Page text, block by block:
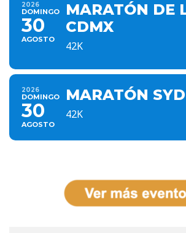
2026
DOMINGO
30
AGOSTO
MARATÓN DE
CDMX
42K
2026
DOMINGO
30
AGOSTO
MARATÓN
42K